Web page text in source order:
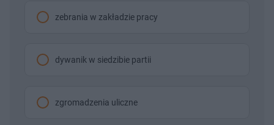
zebrania w zakładzie pracy
dywanik w siedzibie partii
zgromadzenia uliczne